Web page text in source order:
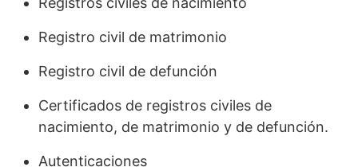
Registro civil de matrimonio
Registro civil de defunción
Certificados de registros civiles de
nacimiento, de matrimonio y de defunción.
Autenticaciones